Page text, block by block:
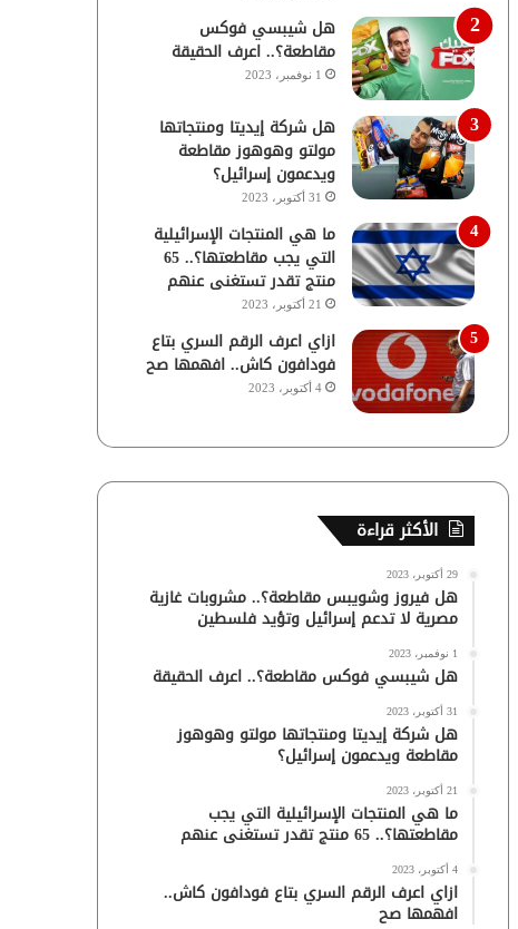
هل شيبسي فوكس
مقاطعة؟.. اعرف الحقيقة
1 نوفمبر، 2023
هل شركة إيديتا ومنتجاتها
مولتو وهوهوز مقاطعة
ويدعمون إسرائيل؟
31 أكتوبر، 2023
ما هي المنتجات الإسرائيلية
التي يجب مقاطعتها؟.. 65
منتج تقدر تستغنى عنهم
21 أكتوبر، 2023
ازاي اعرف الرقم السري بتاع
فودافون كاش.. افهمها صح
4 أكتوبر، 2023
الأكثر قراءة
29 أكتوبر، 2023
هل فيروز وشويبس مقاطعة؟.. مشروبات غازية
مصرية لا تدعم إسرائيل وتؤيد فلسطين
1 نوفمبر، 2023
هل شيبسي فوكس مقاطعة؟.. اعرف الحقيقة
31 أكتوبر، 2023
هل شركة إيديتا ومنتجاتها مولتو وهوهوز
مقاطعة ويدعمون إسرائيل؟
21 أكتوبر، 2023
ما هي المنتجات الإسرائيلية التي يجب
مقاطعتها؟.. 65 منتج تقدر تستغنى عنهم
4 أكتوبر، 2023
ازاي اعرف الرقم السري بتاع فودافون كاش..
افهمها صح